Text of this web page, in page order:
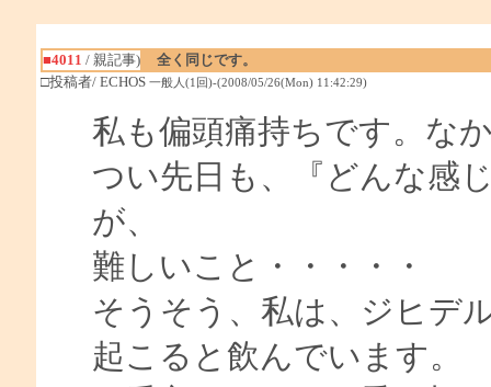
■4011 / 親記事)
全く同じです。
□投稿者/ ECHOS 一般人(1回)-(2008/05/26(Mon) 11:42:29)
私も偏頭痛持ちです。な
つい先日も、『どんな感
が、
難しいこと・・・・・
そうそう、私は、ジヒデ
起こると飲んでいます。